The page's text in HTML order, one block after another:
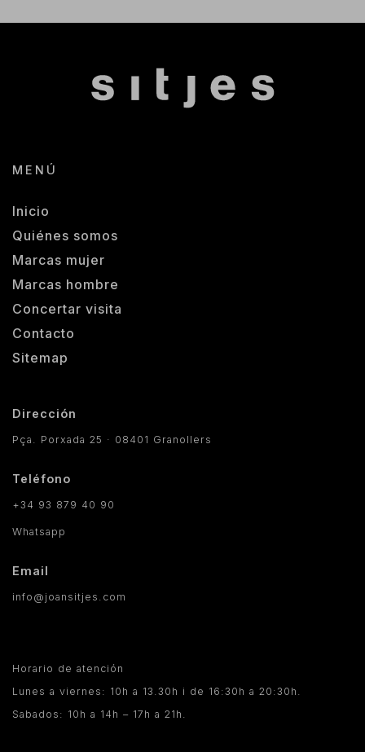
MENÚ
Inicio
Quiénes somos
Marcas mujer
Marcas hombre
Concertar visita
Contacto
Sitemap
Dirección
Pça. Porxada 25 · 08401 Granollers
Teléfono
+34 93 879 40 90
Whatsapp
Email
info@joansitjes.com
Horario de atención
Lunes a viernes: 10h a 13.30h i de 16:30h a 20:30h.
Sabados: 10h a 14h – 17h a 21h.